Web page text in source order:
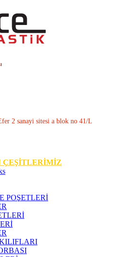
2 sanayi sitesi a blok no 41/L
ÇEŞİTLERİMİZ
POŞETLERİ